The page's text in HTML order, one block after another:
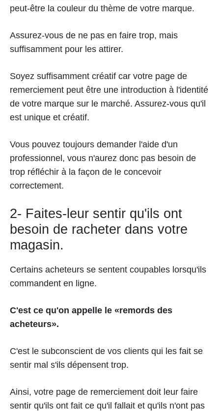
peut-être la couleur du thème de votre marque.
Assurez-vous de ne pas en faire trop, mais
suffisamment pour les attirer.
Soyez suffisamment créatif car votre page de
remerciement peut être une introduction à l'identité
de votre marque sur le marché. Assurez-vous qu'il
est unique et créatif.
Vous pouvez toujours demander l'aide d'un
professionnel, vous n'aurez donc pas besoin de
trop réfléchir à la façon de le concevoir
correctement.
2- Faites-leur sentir qu'ils ont
besoin de racheter dans votre
magasin.
Certains acheteurs se sentent coupables lorsqu'ils
commandent en ligne.
C'est ce qu'on appelle le «remords des
acheteurs».
C'est le subconscient de vos clients qui les fait se
sentir mal s'ils dépensent trop.
Ainsi, votre page de remerciement doit leur faire
sentir qu'ils ont fait ce qu'il fallait et qu'ils n'ont pas